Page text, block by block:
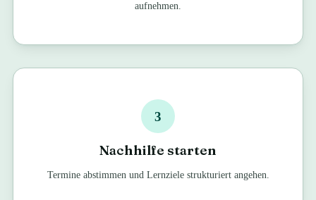
aufnehmen.
3
Nachhilfe starten
Termine abstimmen und Lernziele strukturiert angehen.